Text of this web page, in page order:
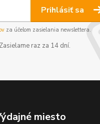
Prihlásiť sa
za účelom zasielania newslettera.
raz za 14 dní.
miesto